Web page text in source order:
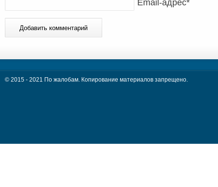
Email-адрес*
© 2015 - 2021 По жалобам. Копирование материалов запрещено.